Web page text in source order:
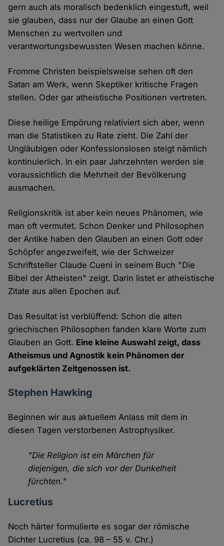
gern auch als moralisch bedenklich eingestuft, weil
sie glauben, dass nur der Glaube an einen Gott
Menschen zu wertvollen und
verantwortungsbewussten Wesen machen könne.
Fromme Christen beispielsweise sehen oft den
Satan am Werk, wenn Skeptiker kritische Fragen
stellen. Oder gar atheistische Positionen vertreten.
Diese heilige Empörung relativiert sich aber, wenn
man die Statistiken zu Rate zieht. Die Zahl der
Ungläubigen oder Konfessionslosen steigt nämlich
kontinuierlich. In ein paar Jahrzehnten werden sie
voraussichtlich die Mehrheit der Bevölkerung
ausmachen.
Religionskritik ist aber kein neues Phänomen, wie
man oft vermutet. Schon Denker und Philosophen
der Antike haben den Glauben an einen Gott oder
Schöpfer angezweifelt, wie der Schweizer
Schriftsteller Claude Cueni in seinem Buch "Die
Bibel der Atheisten" zeigt. Darin listet er atheistische
Zitate aus allen Epochen auf.
Das Resultat ist verblüffend: Schon die alten
griechischen Philosophen fanden klare Worte zum
Glauben an Gott. Eine kleine Auswahl zeigt, dass
Atheismus und Agnostik kein Phänomen der
aufgeklärten Zeitgenossen ist.
Stephen Hawking
Beginnen wir aus aktuellem Anlass mit dem in
diesen Tagen verstorbenen Astrophysiker.
"Die Religion ist ein Märchen für
diejenigen, die sich vor der Dunkelheit
fürchten."
Lucretius
Noch härter formulierte es sogar der römische
Dichter Lucretius (ca. 98 – 55 v. Chr.)